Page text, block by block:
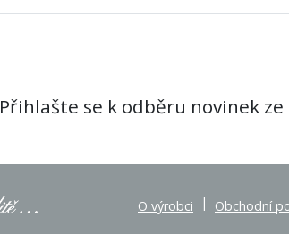
Přihlašte se k odběru novinek ze
O výrobci | Obchodní